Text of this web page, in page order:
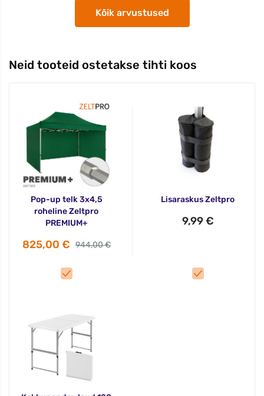
Kõik arvustused
Neid tooteid ostetakse tihti koos
Pop-up telk 3x4,5
roheline Zeltpro
PREMIUM+
825,00 € 944,00 €
Lisaraskus Zeltpro
9,99 €